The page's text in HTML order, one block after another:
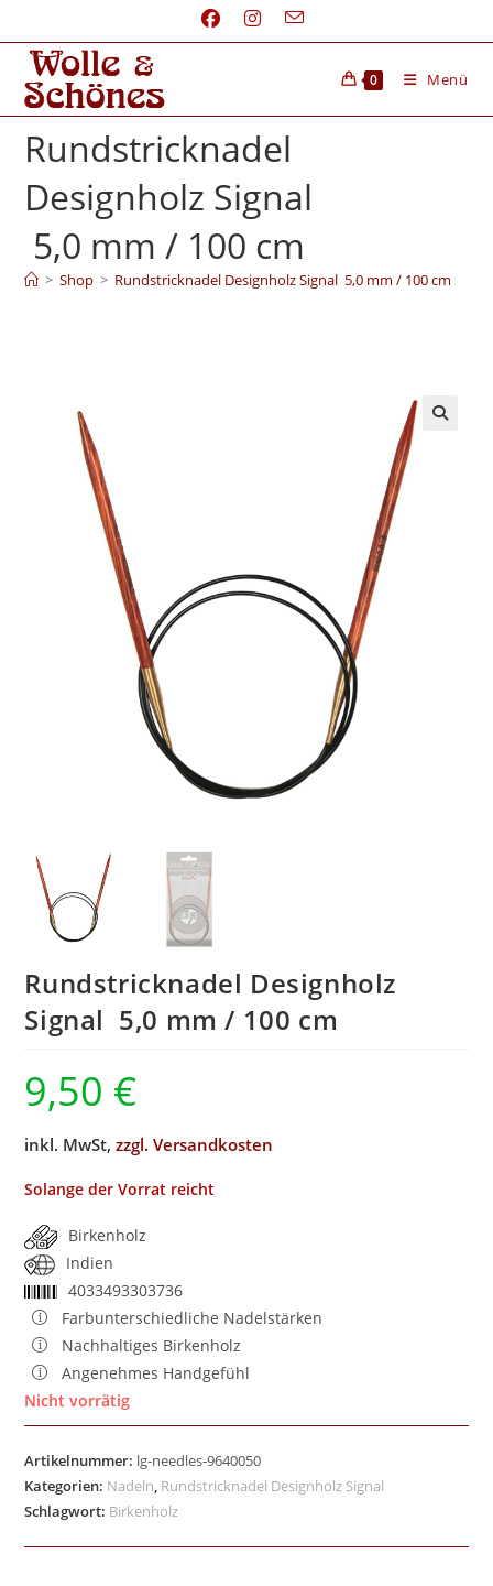
0 Menü
Rundstricknadel
Designholz Signal
5,0 mm / 100 cm
> Shop > Rundstricknadel Designholz Signal 5,0 mm / 100 cm
Rundstricknadel Designholz
Signal 5,0 mm / 100 cm
9,50 €
inkl. MwSt,zzgl. Versandkosten
Solange der Vorrat reicht
Birkenholz
Indien
4033493303736
Farbunterschiedliche Nadelstärken
Nachhaltiges Birkenholz
Angenehmes Handgefühl
Nicht vorrätig
Artikelnummer: lg-needles-9640050
Kategorien: Nadeln, Rundstricknadel Designholz Signal
Schlagwort: Birkenholz